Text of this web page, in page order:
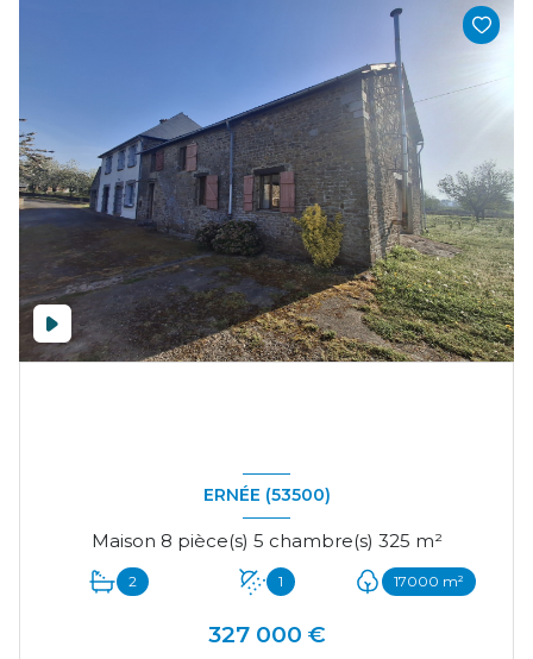
ERNÉE (53500)
Maison 8 pièce(s) 5 chambre(s) 325 m²
2 1 17000 m²
327 000 €